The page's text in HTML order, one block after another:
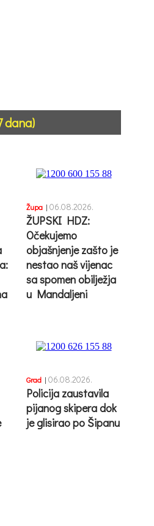
dana)
Župa | 06.08.2026.
ŽUPSKI HDZ:
Očekujemo
objašnjenje zašto je
nestao naš vijenac
sa spomen obilježja
u Mandaljeni
Grad | 06.08.2026.
Policija zaustavila
pijanog skipera dok
je glisirao po Šipanu